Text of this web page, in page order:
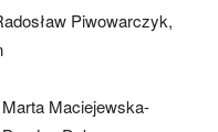
Piwowarczyk,
Maciejewska-